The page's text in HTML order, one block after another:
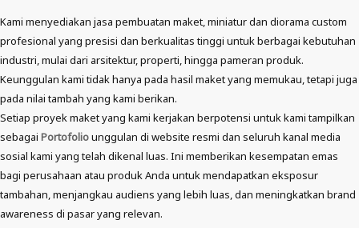
Kami menyediakan jasa pembuatan maket, miniatur dan diorama custom
profesional yang presisi dan berkualitas tinggi untuk berbagai kebutuhan
industri, mulai dari arsitektur, properti, hingga pameran produk.
Keunggulan kami tidak hanya pada hasil maket yang memukau, tetapi juga
pada nilai tambah yang kami berikan.
Setiap proyek maket yang kami kerjakan berpotensi untuk kami tampilkan
sebagai Portofoliounggulan di website resmi dan seluruh kanal media
sosial kami yang telah dikenal luas. Ini memberikan kesempatan emas
bagi perusahaan atau produk Anda untuk mendapatkan eksposur
tambahan, menjangkau audiens yang lebih luas, dan meningkatkan brand
awareness di pasar yang relevan.